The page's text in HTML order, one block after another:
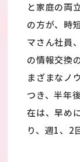
と家庭の両
の方が、時
マさん社員
の情報交換
まざまなノ
つき、半年
在は、早め
り、週1、2